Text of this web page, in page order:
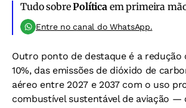
Tudo sobrePolíticaem primeira
Entre no canal do WhatsApp.
Outro ponto de destaque é a redução
10%, das emissões de dióxido de
aéreo entre 2027 e 2037 com o uso
combustível sustentável de aviação —